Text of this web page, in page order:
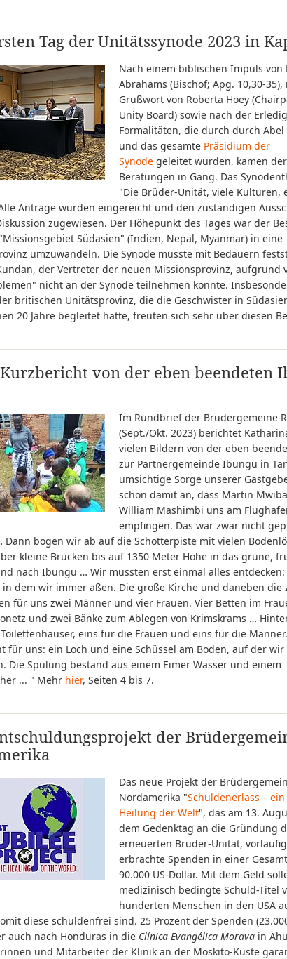
Tag der Unitätssynode 2023 in
Nach einem biblischen Impuls von
Abrahams (Bischof; Apg. 10,30-
Grußwort von Roberta Hoey
Unity Board) sowie nach der
Formalitäten, die durch durch Abel
und das gesamte Präsidium der
Synode geleitet wurden, kamen
Beratungen in Gang. Das
"Die Brüder-Unität, viele Kulturen,
Anträge wurden eingereicht und den zuständigen
zugewiesen. Der Höhepunkt des Tages war der
Südasien" (Indien, Nepal, Myanmar) in eine
umzuwandeln. Die Synode musste mit Bedauern
der Vertreter der neuen Missionsprovinz, aufgrund
nicht an der Synode teilnehmen konnte.
britischen Unitätsprovinz, die die Geschwister in
20 Jahre begleitet hatte, freuten sich sehr über diesen
von der eben beendeten
Im Rundbrief der Brüdergemeine
(Sept./Okt. 2023) berichtet
vielen Bildern von der eben
zur Partnergemeinde Ibungu in
umsichtige Sorge unserer
schon damit an, dass Martin
William Mashimbi uns am
empfingen. Das war zwar nicht
Dann bogen wir ab auf die Schotterpiste mit vielen
kleine Brücken bis auf 1350 Meter Höhe in das grüne,
nach Ibungu … Wir mussten erst einmal alles entdecken:
in dem wir immer aßen. Die große Kirche und daneben die
für uns zwei Männer und vier Frauen. Vier Betten im
und zwei Bänke zum Ablegen von Krimskrams …
eins für die Frauen und eins für die Männer.
für uns: ein Loch und eine Schüssel am Boden, auf der wir
Die Spülung bestand aus einem Eimer Wasser und einem
... " Mehr hier, Seiten 4 bis 7.
der
Das neue Projekt der
Nordamerika "Schuldenerlass –
Heilung der Welt", das am 13.
dem Gedenktag an die Gründung
erneuerten Brüder-Unität,
erbrachte Spenden in einer
90.000 US-Dollar. Mit dem Geld
medizinisch bedingte Schuld-Titel
hunderten Menschen in den USA
diese schuldenfrei sind. 25 Prozent der Spenden
auch nach Honduras in die Clínica Evangélica Morava in
und Mitarbeiter der Klinik an der Moskito-Küste